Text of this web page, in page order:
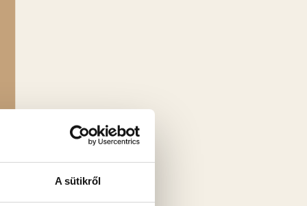
A sütikről